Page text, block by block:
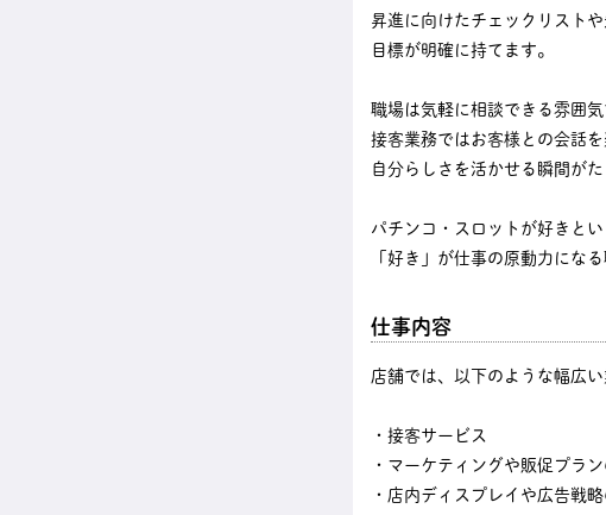
昇進に向けたチェックリスト
目標が明確に持てます。
職場は気軽に相談できる雰囲
接客業務ではお客様との会話を
自分らしさを活かせる瞬間がた
パチンコ・スロットが好きと
「好き」が仕事の原動力になる
仕事内容
店舗では、以下のような幅広
・接客サービス
・マーケティングや販促プラ
・店内ディスプレイや広告戦